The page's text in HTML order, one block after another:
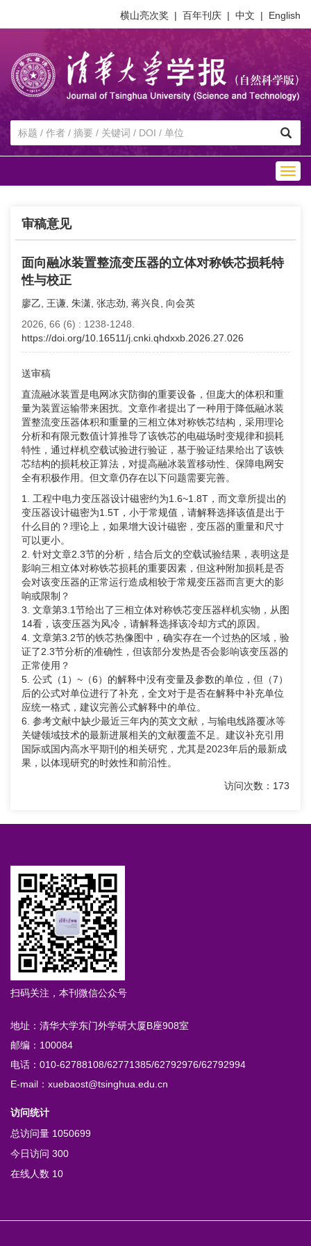
横山亮次奖 | 百年刊庆 | 中文 | English
审稿意见
面向融冰装置整流变压器的立体对称铁芯损耗特
性与校正
廖乙, 王谦, 朱潇, 张志劲, 蒋兴良, 向会英
2026, 66 (6) : 1238-1248.
https://doi.org/10.16511/j.cnki.qhdxxb.2026.27.026
送审稿
直流融冰装置是电网冰灾防御的重要设备，但庞大的体积和重
量为装置运输带来困扰。文章作者提出了一种用于降低融冰装
置整流变压器体积和重量的三相立体对称铁芯结构，采用理论
分析和有限元数值计算推导了该铁芯的电磁场时变规律和损耗
特性，通过样机空载试验进行验证，基于验证结果给出了该铁
芯结构的损耗校正算法，对提高融冰装置移动性、保障电网安
全有积极作用。但文章仍存在以下问题需要完善。
1. 工程中电力变压器设计磁密约为1.6~1.8T，而文章所提出的
变压器设计磁密为1.5T，小于常规值，请解释选择该值是出于
什么目的？理论上，如果增大设计磁密，变压器的重量和尺寸
可以更小。
2. 针对文章2.3节的分析，结合后文的空载试验结果，表明这是
影响三相立体对称铁芯损耗的重要因素，但这种附加损耗是否
会对该变压器的正常运行造成相较于常规变压器而言更大的影
响或限制？
3. 文章第3.1节给出了三相立体对称铁芯变压器样机实物，从图
14看，该变压器为风冷，请解释选择该冷却方式的原因。
4. 文章第3.2节的铁芯热像图中，确实存在一个过热的区域，验
证了2.3节分析的准确性，但该部分发热是否会影响该变压器的
正常使用？
5. 公式（1）~（6）的解释中没有变量及参数的单位，但（7）
后的公式对单位进行了补充，全文对于是否在解释中补充单位
应统一格式，建议完善公式解释中的单位。
6. 参考文献中缺少最近三年内的英文文献，与输电线路覆冰等
关键领域技术的最新进展相关的文献覆盖不足。建议补充引用
国际或国内高水平期刊的相关研究，尤其是2023年后的最新成
果，以体现研究的时效性和前沿性。
访问次数：173
扫码关注，本刊微信公众号
地址：清华大学东门外学研大厦B座908室
邮编：100084
电话：010-62788108/62771385/62792976/62792994
E-mail：xuebaost@tsinghua.edu.cn
访问统计
总访问量 1050699
今日访问 300
在线人数 10